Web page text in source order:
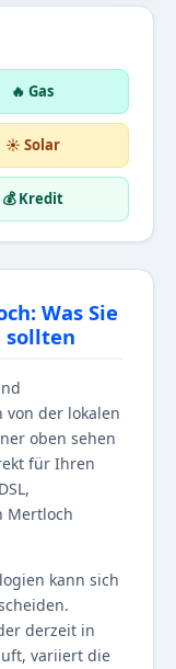
🔥 Gas
☀️ Solar
💰 Kredit
Was Sie
sollten
von der lokalen
oben sehen
für Ihren
Mertloch
kann sich
derzeit in
variiert die